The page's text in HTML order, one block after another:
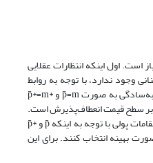
است. اول اینکه انتظارات عقلایی
وجود ندارد، با توجه به روابط
شماره 18 و 19 می‌توان این شرط را به‌سادگی به صورت p̄‌=m و *‌p̄*=m
سطح قیمت انعطاف‌پذیرش است.
شرط دوم برای تعادل این است که مقامات پولی با توجه به اینکه p̄ و *p̄
بهینه انتخاب کنند. برای این